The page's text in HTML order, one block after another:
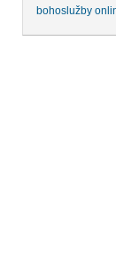
bohoslužby